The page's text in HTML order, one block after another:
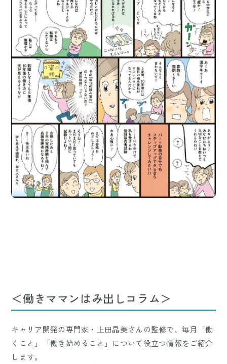
＜働きママンはみ出しコラム＞
キャリア開発の専門家・上田晶美さんの監修で、毎月「働
くこと」「働き始めること」について役立つ情報をご紹介
します。